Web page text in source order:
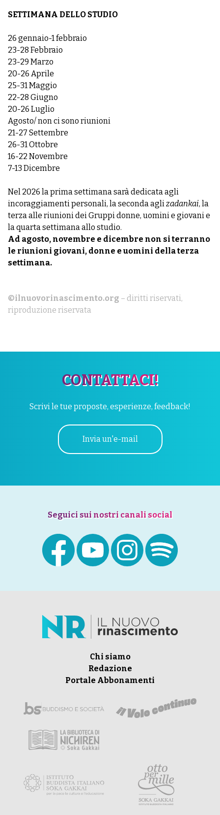
SETTIMANA DELLO STUDIO
26 gennaio-1 febbraio
23-28 Febbraio
23-29 Marzo
20-26 Aprile
25-31 Maggio
22-28 Giugno
20-26 Luglio
Agosto/ non ci sono riunioni
21-27 Settembre
26-31 Ottobre
16-22 Novembre
7-13 Dicembre
Nel 2026 la prima settimana sarà dedicata agli
incoraggiamenti personali, la seconda aglizadankai, la
terza alle riunioni dei Gruppi donne, uomini e giovani e
la quarta settimana allo studio.
Ad agosto, novembre e dicembre non si terranno
le riunioni giovani, donne e uomini della terza
settimana.
©ilnuovorinascimento.org – diritti riservati,
riproduzione riservata
CONTATTACI!
Scrivi le tue proposte, esperienze, feedback!
Invia un'e-mail
Seguici sui nostri canali social
Chi siamo
Redazione
Portale Abbonamenti